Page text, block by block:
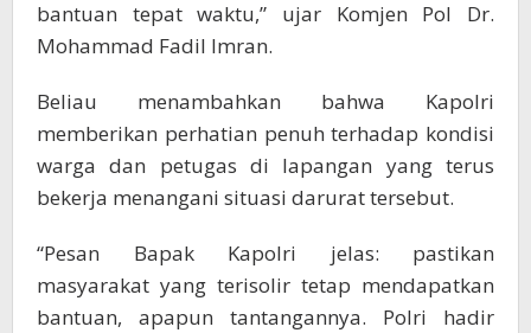
bantuan tepat waktu,” ujar Komjen Pol Dr.
Mohammad Fadil Imran.
Beliau menambahkan bahwa Kapolri
memberikan perhatian penuh terhadap kondisi
warga dan petugas di lapangan yang terus
bekerja menangani situasi darurat tersebut.
“Pesan Bapak Kapolri jelas: pastikan
masyarakat yang terisolir tetap mendapatkan
bantuan, apapun tantangannya. Polri hadir